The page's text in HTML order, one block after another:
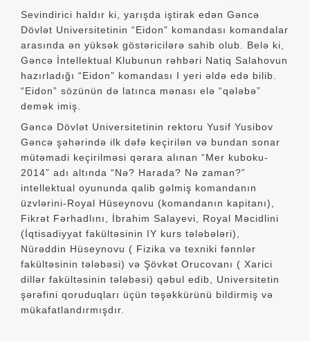
Sevindirici haldır ki, yarışda iştirak edən Gəncə
Dövlət Universitetinin “Eidon” komandası komandalar
arasında ən yüksək göstəricilərə sahib olub. Belə ki,
Gəncə İntellektual Klubunun rəhbəri Natiq Salahovun
hazırladığı “Eidon” komandası I yeri əldə edə bilib.
“Eidon” sözünün də latınca mənası elə “qələbə”
demək imiş.
Gəncə Dövlət Universitetinin rektoru Yusif Yusibov
Gəncə şəhərində ilk dəfə keçirilən və bundan sonar
mütəmadi keçirilməsi qərara alınan “Mer kuboku-
2014” adı altında “Nə? Harada? Nə zaman?”
intellektual oyununda qalib gəlmiş komandanın
üzvlərini-Royal Hüseynovu (komandanın kapitanı),
Fikrət Fərhadlını, İbrahim Salayevi, Royal Məcidlini
(İqtisadiyyat fakültəsinin IY kurs tələbələri),
Nürəddin Hüseynovu ( Fizika və texniki fənnlər
fakültəsinin tələbəsi) və Şövkət Orucovanı ( Xarici
dillər fakültəsinin tələbəsi) qəbul edib, Universitetin
şərəfini qoruduqları üçün təşəkkürünü bildirmiş və
mükafatlandırmışdır.